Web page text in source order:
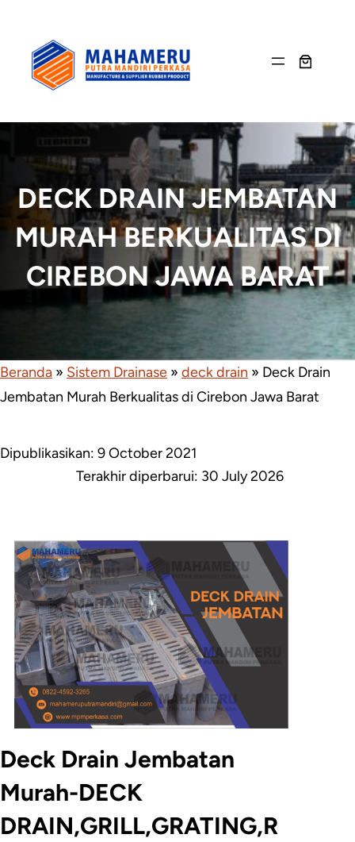
content
DECK DRAIN JEMBATAN
MURAH BERKUALITAS DI
CIREBON JAWA BARAT
Beranda » Sistem Drainase » deck drain » Deck Drain
Jembatan Murah Berkualitas di Cirebon Jawa Barat
Dipublikasikan: 9 October 2021
Terakhir diperbarui: 30 July 2026
Deck Drain Jembatan
Murah-DECK
DRAIN,GRILL,GRATING,R